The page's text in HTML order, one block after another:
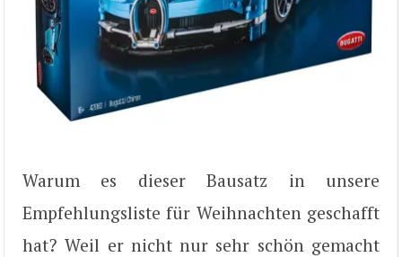
Warum es dieser Bausatz in unsere
Empfehlungsliste für Weihnachten geschafft
hat? Weil er nicht nur sehr schön gemacht